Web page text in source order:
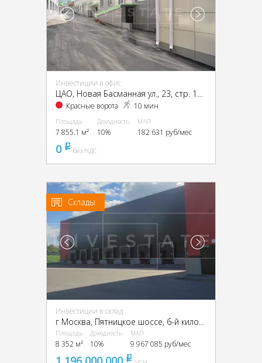
Инвестиции в офис
Красные ворота 10 мин
Площадь
7 855.1 м²
Доходность
10%
МАП
182 631 руб/мес
0 pуббез НДС
Склады
Инвестиции в склад
г Москва, Пятницкое шоссе, 6-й километр, г Москва, Пятницкое ш., 6
Площадь
8 352 м²
Доходность
10%
МАП
9 967 085 руб/мес
pуб